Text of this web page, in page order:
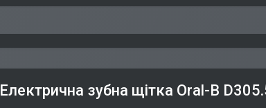
Електрична зубна щітка Oral-B